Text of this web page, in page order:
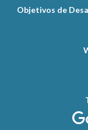
Objetivos de